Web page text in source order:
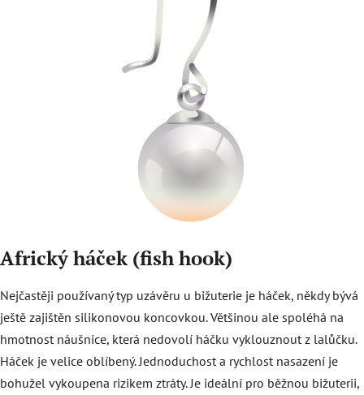
Africký háček (fish hook)
Nejčastěji používaný typ uzávěru u bižuterie je háček, někdy bývá
ještě zajištěn silikonovou koncovkou. Většinou ale spoléhá na
hmotnost náušnice, která nedovolí háčku vyklouznout z lalůčku.
Háček je velice oblíbený. Jednoduchost a rychlost nasazení je
bohužel vykoupena rizikem ztráty. Je ideální pro běžnou bižuterii,